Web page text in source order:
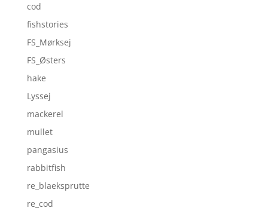
cod
fishstories
FS_Mørksej
FS_Østers
hake
Lyssej
mackerel
mullet
pangasius
rabbitfish
re_blaeksprutte
re_cod